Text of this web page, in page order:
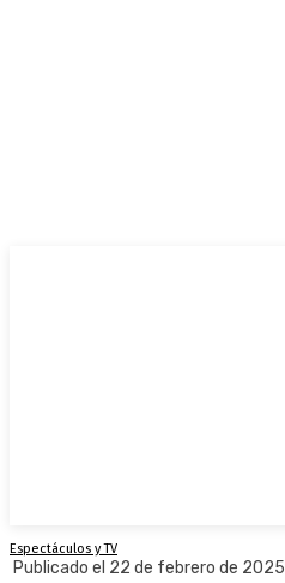
Espectáculos y TV
Publicado el 22 de febrero de 2025